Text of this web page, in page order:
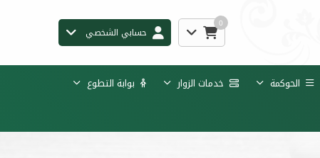
0
حسابي الشخصي
الحوكمة خدمات الزوار
بوابة التطوع